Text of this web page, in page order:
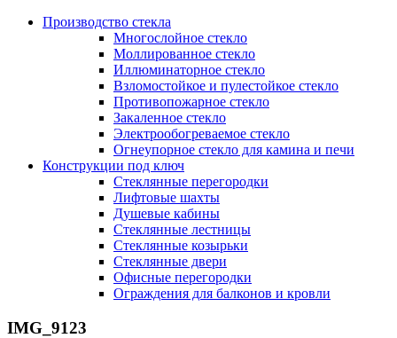
Производство стекла
Многослойное стекло
Моллированное стекло
Иллюминаторное стекло
Взломостойкое и пулестойкое стекло
Противопожарное стекло
Закаленное стекло
Электрообогреваемое стекло
Огнеупорное стекло для камина и печи
Конструкции под ключ
Стеклянные перегородки
Лифтовые шахты
Душевые кабины
Cтеклянные лестницы
Cтеклянные козырьки
Cтеклянные двери
Офисные перегородки
Ограждения для балконов и кровли
IMG_9123